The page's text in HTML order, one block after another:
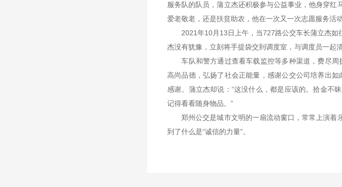
服务队的队员，蒲立杰还积极参与公益事业，他身穿红
爱老敬老，还是扶贫助农，他在一次又一次志愿服务活
2021年10月13日上午，当727路公交车长蒲立杰如
杰没有犹豫，立刻将手提袋交到调度室，与调度员一起
车队和警方通过查看车载监控等多种渠道，费尽周
高尚品德，弘扬了社会正能量，感谢公交公司培养出
感谢。蒲立杰却说：“这没什么，都是应该的。拾金不
记得看看随身物品。”
郑州公交是城市文明的一扇流动窗口，常常上演着
到了什么是“诚信的力量”。